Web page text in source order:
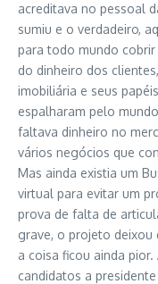
acreditava no pessoal
sumiu e o verdadeiro,
para todo mundo cobrir
do dinheiro dos
imobiliária e seus
espalharam pelo
faltava dinheiro no
vários negócios que
Mas ainda existia um
virtual para evitar um
prova de falta de
grave, o projeto deixou
a coisa ficou ainda
candidatos a